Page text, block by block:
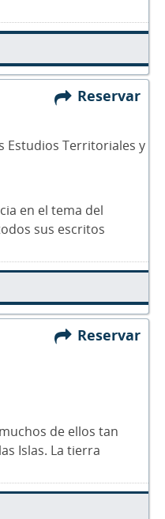
Reservar
Estudios Territoriales y
en el tema del
sus escritos
Reservar
de ellos tan
Islas. La tierra